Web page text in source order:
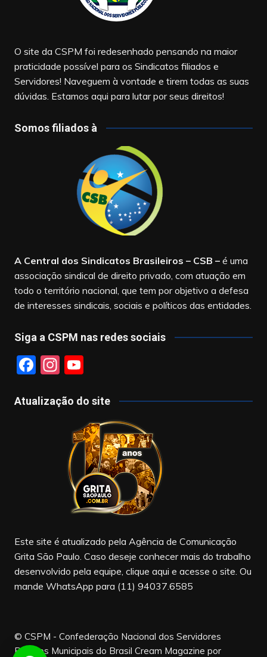
O site da CSPM foi redesenhado pensando na maior
praticidade possível para os Sindicatos filiados e
Servidores! Naveguem à vontade e tirem todas as suas
dúvidas. Estamos aqui para lutar por seus direitos!
Somos filiados à
A Central dos Sindicatos Brasileiros – CSB –é uma
associação sindical de direito privado, com atuação em
todo o território nacional, que tem por objetivo a defesa
de interesses sindicais, sociais e políticos das entidades.
Siga a CSPM nas redes sociais
F
c
In
a
m
Y
u
T
u
b
e
Atualização do site
Este site é atualizado pela Agência de Comunicação
Grita São Paulo. Caso deseje conhecer mais do trabalho
desenvolvido pela equipe, clique aqui e acesse o site. Ou
mande WhatsApp para (11) 94037.6585
© CSPM - Confederação Nacional dos Servidores
Públicos Municipais do Brasil Cream Magazine por